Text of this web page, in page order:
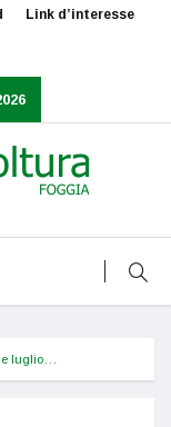
Link d’interesse
luglio…